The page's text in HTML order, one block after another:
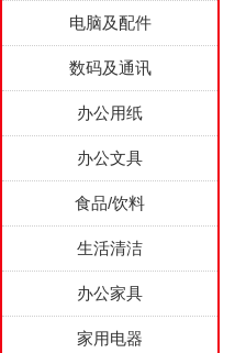
电脑及配件
数码及通讯
办公用纸
办公文具
食品/饮料
生活清洁
办公家具
家用电器